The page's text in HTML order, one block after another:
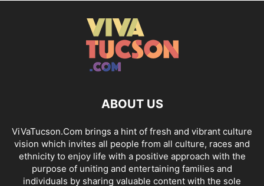
ABOUT US
ViVaTucson.Com brings a hint of fresh and vibrant culture
vision which invites all people from all culture, races and
ethnicity to enjoy life with a positive approach with the
purpose of uniting and entertaining families and
individuals by sharing valuable content with the sole